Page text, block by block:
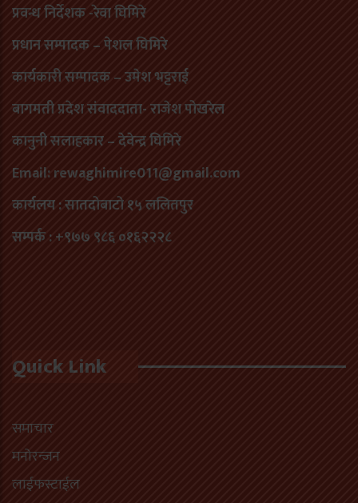
प्रवन्ध निर्देशक -रेवा घिमिरे
प्रधान सम्पादक – पेशल घिमिरे
कार्यकारी सम्पादक – उमेश भट्टराई
बागमती प्रदेश संवाददाता- राजेश पोखरेल
कानुनी सलाहकार – देवेन्द्र घिमिरे
Email: rewaghimire011@gmail.com
कार्यलय : सातदोबाटो १५ ललितपुर
सम्पर्क : +९७७ ९८६ ०१६२२२८
Quick Link
समाचार
मनोरन्जन
लाईफस्टाईल